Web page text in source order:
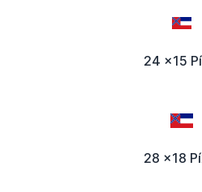
24 x15
28 x18